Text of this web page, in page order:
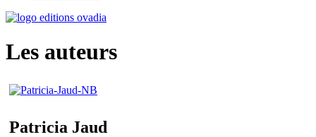
Les auteurs
Patricia Jaud